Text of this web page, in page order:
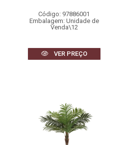
Código: 97886001
Embalagem: Unidade de
Venda\12
VER PREÇO